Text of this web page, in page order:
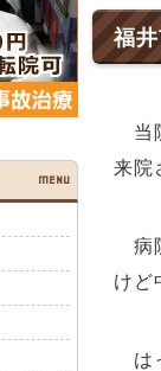
福
当
来院
病
けど
は
MENU